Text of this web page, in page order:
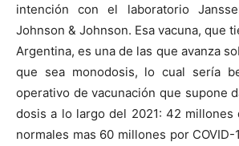
intención con el laboratorio
Johnson & Johnson. Esa vacuna, que
Argentina, es una de las que avanza
que sea monodosis, lo cual sería
operativo de vacunación que supone
dosis a lo largo del 2021: 42 millones
normales mas 60 millones por